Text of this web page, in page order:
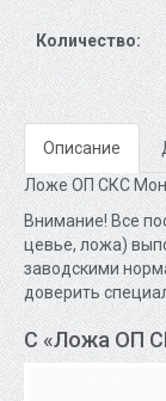
Количество:
Описание
Ложе ОП СКС
Внимание! Все
цевье, ложа)
заводскими
доверить
С «Ложа ОП